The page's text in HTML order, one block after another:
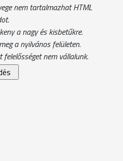
nem tartalmazhat HTML
a nagy és kisbetűkre.
a nyilvános felületen.
nem vállalunk.